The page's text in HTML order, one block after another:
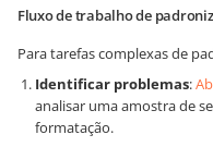
Fluxo de trabalho de
Para tarefas complexas de
Identificar problemas:
analisar uma amostra de
formatação.